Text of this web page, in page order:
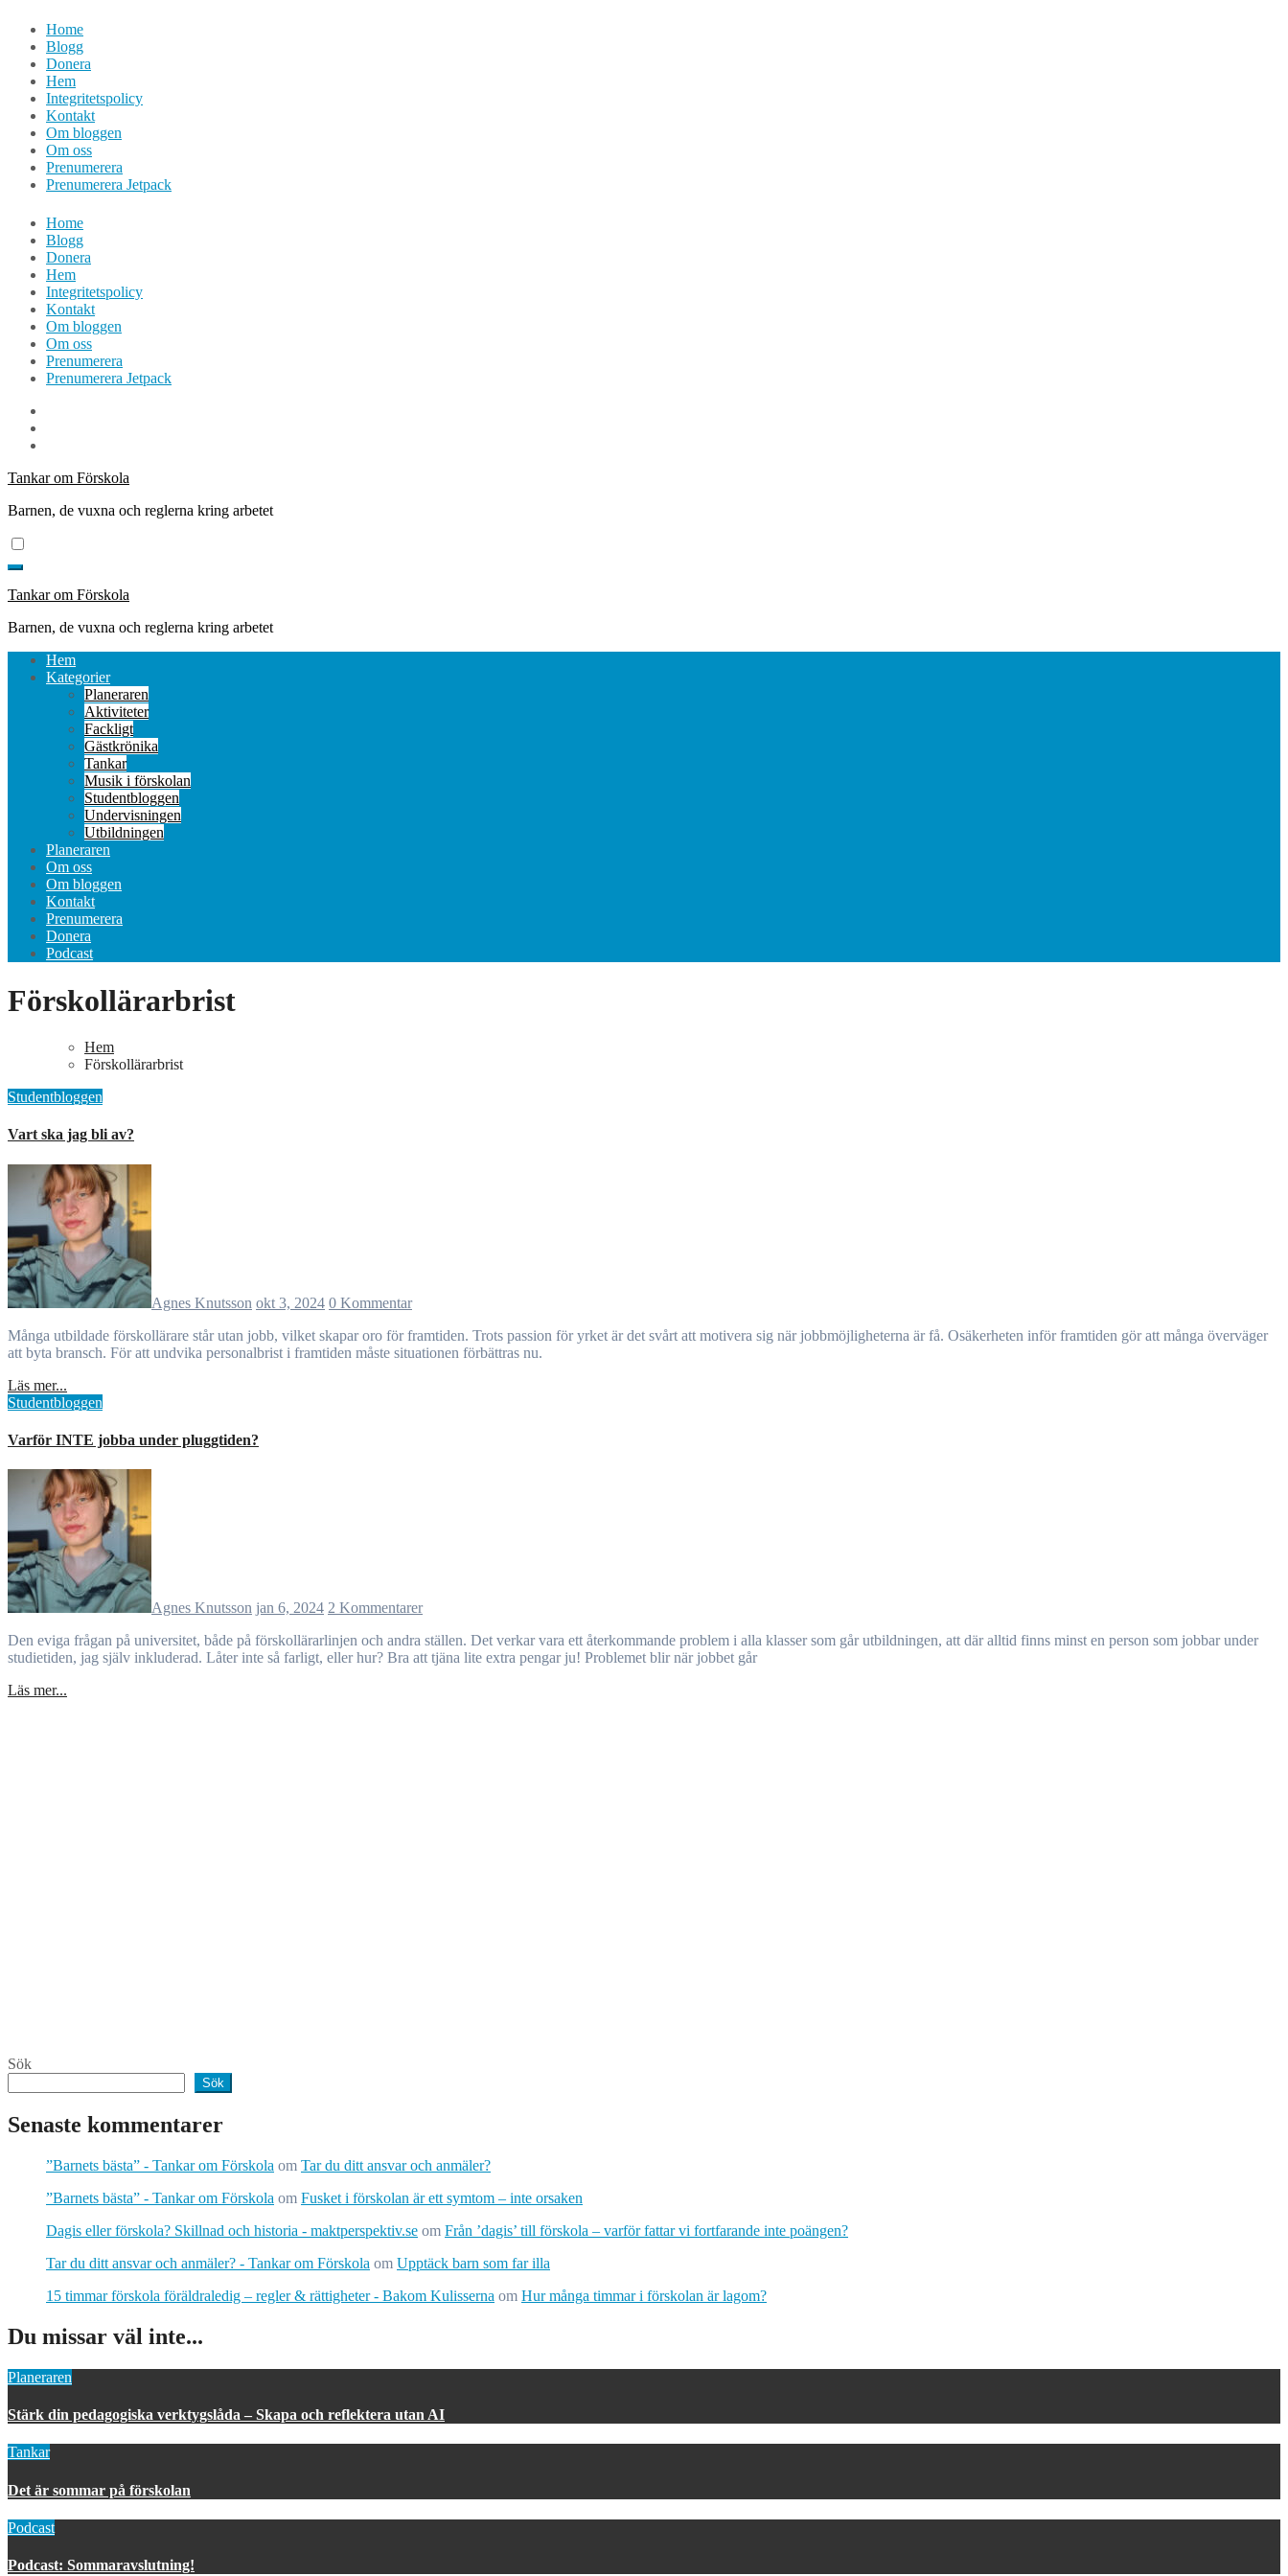
Hoppa
innehåll
Home
Blogg
Donera
Hem
Integritetspolicy
Kontakt
Om bloggen
Om oss
Prenumerera
Prenumerera Jetpack
Home
Blogg
Donera
Hem
Integritetspolicy
Kontakt
Om bloggen
Om oss
Prenumerera
Prenumerera Jetpack
Tankar om Förskola
Barnen, de vuxna och reglerna kring arbetet
Tankar om Förskola
Barnen, de vuxna och reglerna kring arbetet
Hem
Kategorier
Planeraren
Aktiviteter
Fackligt
Gästkrönika
Tankar
Musik i förskolan
Studentbloggen
Undervisningen
Utbildningen
Planeraren
Om oss
Om bloggen
Kontakt
Prenumerera
Donera
Podcast
Förskollärarbrist
Hem
Förskollärarbrist
Studentbloggen
Vart ska jag bli av?
Agnes Knutsson okt 3, 2024 0 Kommentar
Många utbildade förskollärare står utan jobb, vilket skapar oro för framtiden. Trots passion för yrket är det svårt att motivera sig när jobbmöjligheterna är få. Osäkerheten inför framtiden gör att många överväger
att byta bransch. För att undvika personalbrist i framtiden måste situationen förbättras nu.
Läs mer...
Studentbloggen
Varför INTE jobba under pluggtiden?
Agnes Knutsson jan 6, 2024 2 Kommentarer
Den eviga frågan på universitet, både på förskollärarlinjen och andra ställen. Det verkar vara ett återkommande problem i alla klasser som går utbildningen, att där alltid finns minst en person som jobbar under
studietiden, jag själv inkluderad. Låter inte så farligt, eller hur? Bra att tjäna lite extra pengar ju! Problemet blir när jobbet går
Läs mer...
Sök
Sök
Senaste kommentarer
”Barnets bästa” - Tankar om Förskola om Tar du ditt ansvar och anmäler?
”Barnets bästa” - Tankar om Förskola om Fusket i förskolan är ett symtom – inte orsaken
Dagis eller förskola? Skillnad och historia - maktperspektiv.se om Från ’dagis’ till förskola – varför fattar vi fortfarande inte poängen?
Tar du ditt ansvar och anmäler? - Tankar om Förskola om Upptäck barn som far illa
15 timmar förskola föräldraledig – regler & rättigheter - Bakom Kulisserna om Hur många timmar i förskolan är lagom?
Du missar väl inte...
Planeraren
Stärk din pedagogiska verktygslåda – Skapa och reflektera utan AI
Tankar
Det är sommar på förskolan
Podcast
Podcast: Sommaravslutning!